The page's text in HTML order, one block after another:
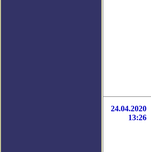
24.04.2020
13:26